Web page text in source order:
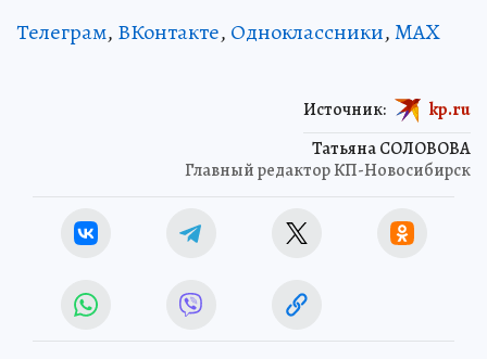
Телеграм, ВКонтакте, Одноклассники,MAX
Татьяна СОЛОВОВА
Главный редактор КП-Новосибирск
Источник: kp.ru